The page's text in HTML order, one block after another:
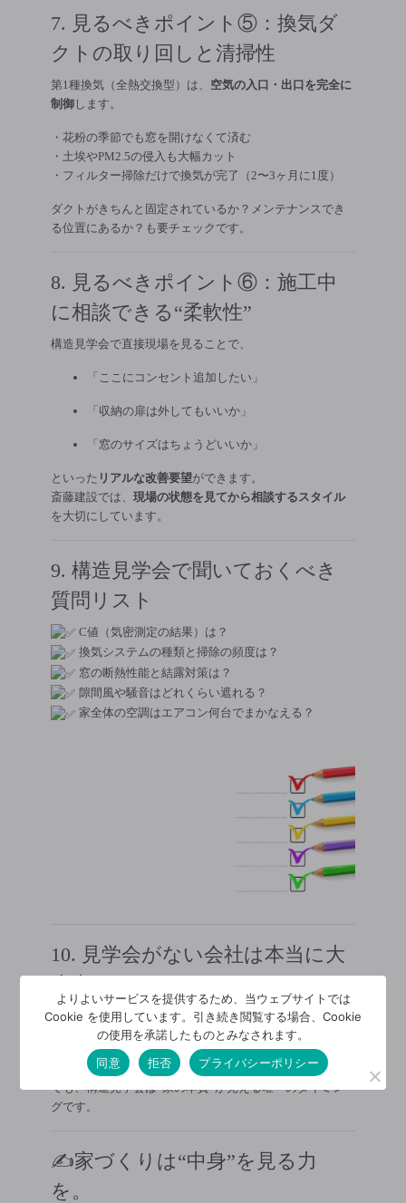
7. 見るべきポイント⑤：換気ダ
クトの取り回しと清掃性
第1種換気（全熱交換型）は、 空気の入口・出口を完全に
制御します。
・花粉の季節でも窓を開けなくて済む
・土埃やPM2.5の侵入も大幅カット
・フィルター掃除だけで換気が完了（2〜3ヶ月に1度）
ダクトがきちんと固定されているか？メンテナンスでき
る位置にあるか？も要チェックです。
8. 見るべきポイント⑥：施工中
に相談できる“柔軟性”
構造見学会で直接現場を見ることで、
「ここにコンセント追加したい」
「収納の扉は外してもいいか」
「窓のサイズはちょうどいいか」
といった リアルな改善要望ができます。
斎藤建設では、 現場の状態を見てから相談するスタイル
を大切にしています。
9. 構造見学会で聞いておくべき
質問リスト
C値（気密測定の結果）は？
換気システムの種類と掃除の頻度は？
窓の断熱性能と結露対策は？
隙間風や騒音はどれくらい遮れる？
家全体の空調はエアコン何台でまかなえる？
10. 見学会がない会社は本当に大
構造見学会をやっていない住宅会社もありますが、「な
ぜ見せないのか？」はぜひ確認すべきです。
完成後の見学会は“表面の美しさ”。
でも、構造見学会は“家の本質”が見える唯一のタイミン
グです。
✍️家づくりは“中身”を見る力
を。
よりよいサービスを提供するため、当ウェブサイトでは
Cookie を使用しています。引き続き閲覧する場合、Cookie
の使用を承諾したものとみなされます。
同意
拒否 プライバシーポリシー